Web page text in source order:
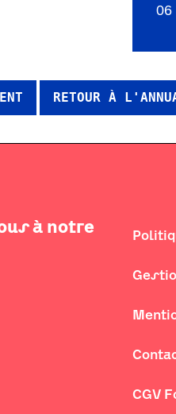
06
RETOUR À
à notre
CGV